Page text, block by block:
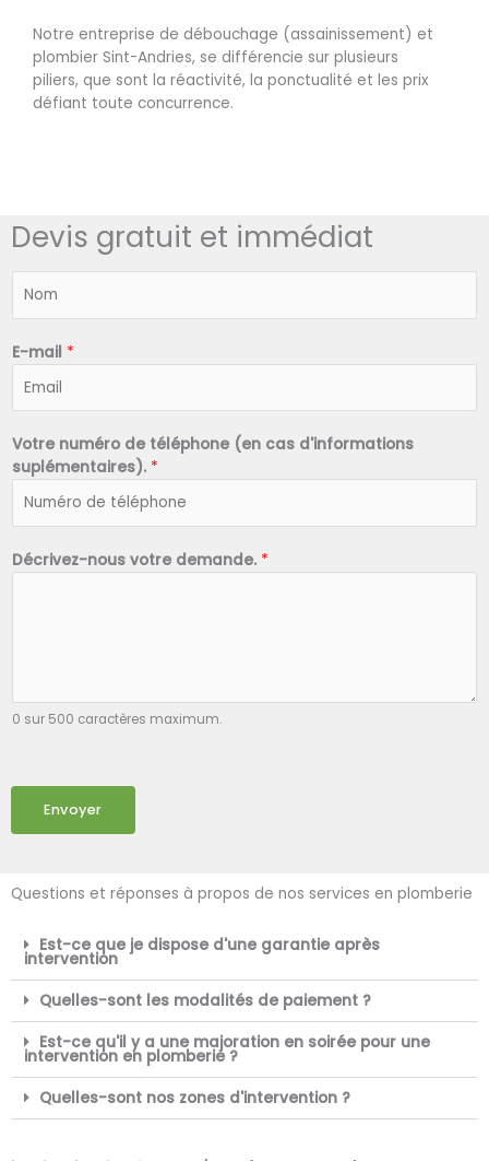
Notre entreprise de débouchage (assainissement) et
plombier Sint-Andries, se différencie sur plusieurs
piliers, que sont la réactivité, la ponctualité et les prix
défiant toute concurrence.
Devis gratuit et immédiat
*
E-mail *
Votre numéro de téléphone (en cas d'informations
suplémentaires). *
Décrivez-nous votre demande. *
0 sur 500 caractères maximum.
Envoyer
Questions et réponses à propos de nos services en plomberie
Est-ce que je dispose d'une garantie après
intervention
Quelles-sont les modalités de paiement ?
Est-ce qu'il y a une majoration en soirée pour une
intervention en plomberie ?
Quelles-sont nos zones d'intervention ?